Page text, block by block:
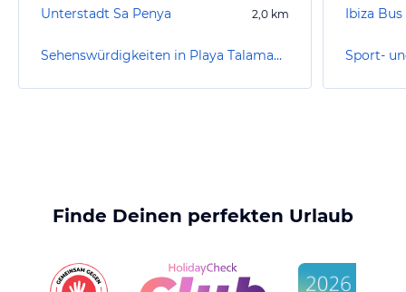
Unterstadt Sa Penya 2,0 km
Sehenswürdigkeiten in Playa Talamanca
Finde Deinen perfekten Urlaub